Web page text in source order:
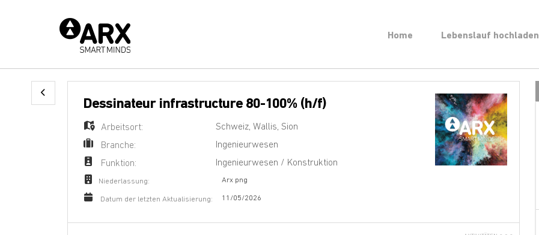
Home Lebenslauf hochladen
Dessinateur infrastructure 80-100% (h/f)
Arbeitsort: Schweiz Wallis Sion
Branche:
Ingenieurwesen
Funktion:
Ingenieurwesen / Konstruktion
Niederlassung: Arx png
Datum der letzten Aktualisierung: 11/05/2026